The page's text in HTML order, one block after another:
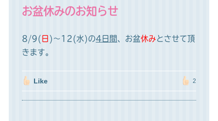
お盆休みのお知らせ
8/9( 日 )～12(水)の4日間、お盆休みとさせて頂
きます。
Like 2